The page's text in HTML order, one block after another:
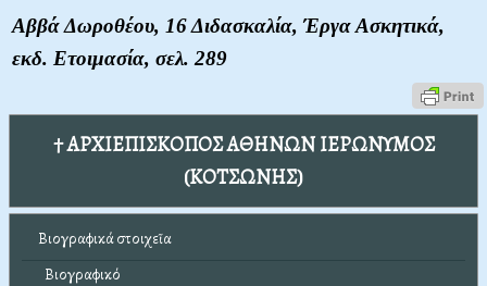
Αββά Δωροθέου, 16 Διδασκαλία, Έργα Ασκητικά,
εκδ. Ετοιμασία, σελ. 289
† ΑΡΧΙΕΠΙΣΚΟΠΟΣ ΑΘΗΝΩΝ ΙΕΡΩΝΥΜΟΣ
(ΚΟΤΣΩΝΗΣ)
Βιογραφικά στοιχεῖα
Βιογραφικό